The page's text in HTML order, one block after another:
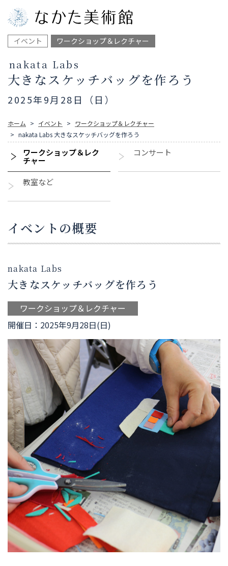
イベント ワークショップ＆レクチャー
nakata Labs
大きなスケッチバッグを作ろう
2025年9月28日（日）
ホーム イベント
ワークショップ＆レクチャー
nakata Labs 大きなスケッチバッグを作ろう
ワークショップ＆レク
チャー
コンサート
教室など
イベントの概要
nakata Labs
大きなスケッチバッグを作ろう
ワークショップ＆レクチャー
開催日：2025年9月28日(日)